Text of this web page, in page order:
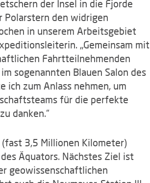
der Insel in die Fjorde
Polarstern den widrigen
in unserem Arbeitsgebiet
„Gemeinsam mit
Fahrtteilnehmenden
sogenannten Blauen Salon des
ich zum Anlass nehmen, um
für die perfekte
danken.“
3,5 Millionen Kilometer)
Äquators. Nächstes Ziel ist
geowissenschaftlichen